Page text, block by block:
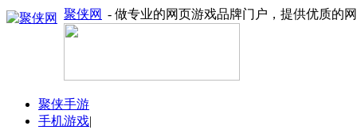
聚侠网 - 做专业的网页游戏品牌门户，提供优质的
聚侠手游
手机游戏|